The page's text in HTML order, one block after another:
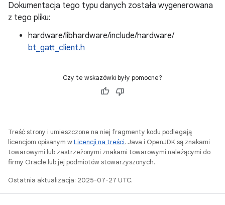
Dokumentacja tego typu danych została wygenerowana
z tego pliku:
hardware/libhardware/include/hardware/
bt_gatt_client.h
Czy te wskazówki były pomocne?
Treść strony i umieszczone na niej fragmenty kodu podlegają
licencjom opisanym wLicencji na treści. Java i OpenJDK są znakami
towarowymi lub zastrzeżonymi znakami towarowymi należącymi do
firmy Oracle lub jej podmiotów stowarzyszonych.
Ostatnia aktualizacja: 2025-07-27 UTC.